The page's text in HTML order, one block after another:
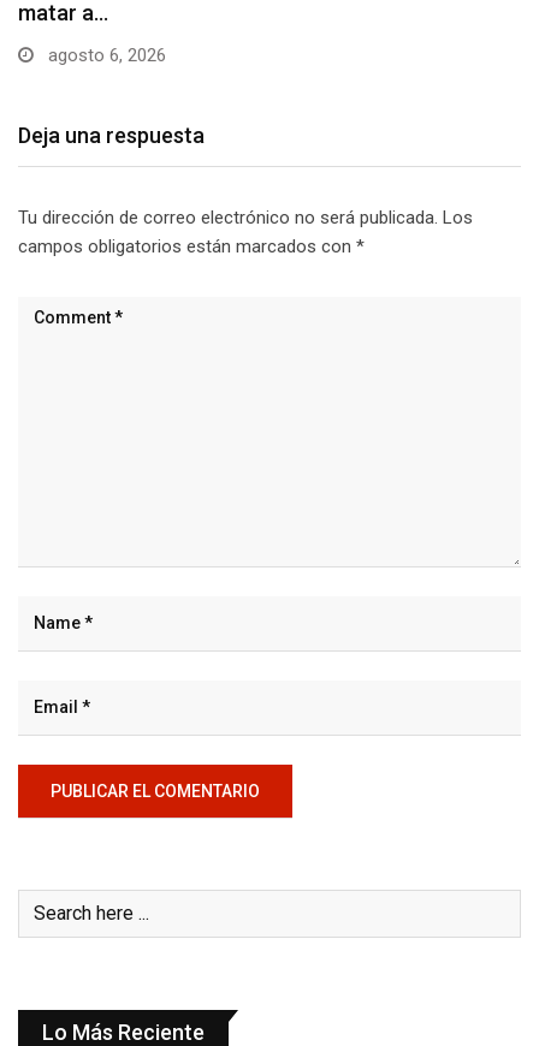
obtener…
agosto 6, 2026
Deja una respuesta
Tu dirección de correo electrónico no será publicada. Los
campos obligatorios están marcados con *
Lo Más Reciente